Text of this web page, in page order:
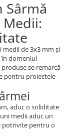
Sârmă
medii de 3x3 mm și
în domeniul
se remarcă
pentru proiectele
aduc o soliditate
medii aduc un
potrivite pentru o